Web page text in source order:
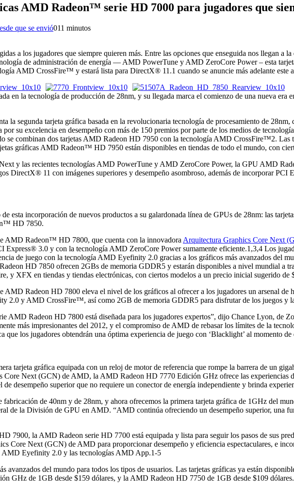
AMD Radeon™ serie HD 7000 para jugadores que
que se envió011 minutos
a los jugadores que siempre quieren más. Entre las opciones que enseguida nos llegan
de administración de energía — AMD PowerTune y AMD ZeroCore Power – esta
AMD CrossFire™ y estará lista para DirectX® 11.1 cuando se anuncie más adelante este
en la tecnología de producción de 28nm, y su llegada marca el comienzo de una nueva era
la segunda tarjeta gráfica basada en la revolucionaria tecnología de procesamiento de
su excelencia en desempeño con más de 150 premios por parte de los medios de
se combinan dos tarjetas AMD Radeon HD 7950 con la tecnología AMD CrossFire™2.
gráficas AMD Radeon™ HD 7950 están disponibles en tiendas de todo el mundo, con
y las recientes tecnologías AMD PowerTune y AMD ZeroCore Power, la GPU AMD
DirectX® 11 con imágenes superiores y desempeño asombroso, además de incorporar
de esta incorporación de nuevos productos a su galardonada línea de GPUs de 28nm: las
HD 7850.
AMD Radeon™ HD 7800, que cuenta con la innovadora Arquitectura Graphics Core Next
Express® 3.0 y con la tecnología AMD ZeroCore Power sumamente eficiente.1,3,4 Los
de juego con la tecnología AMD Eyefinity 2.0 gracias a los gráficos más avanzados del
HD 7850 ofrecen 2GBs de memoria GDDR5 y estarán disponibles a nivel mundial a
y XFX en tiendas y tiendas electrónicas, con ciertos modelos a un precio inicial sugerido de
AMD Radeon HD 7800 eleva el nivel de los gráficos al ofrecer a los jugadores un arsenal de
2.0 y AMD CrossFire™, así como 2GB de memoria GDDR5 para disfrutar de los juegos y
AMD Radeon HD 7800 está diseñada para los jugadores expertos”, dijo Chance Lyon, de
más impresionantes del 2012, y el compromiso de AMD de rebasar los límites de la
que los jugadores obtendrán una óptima experiencia de juego con ‘Blacklight’ al momento
tarjeta gráfica equipada con un reloj de motor de referencia que rompe la barrera de un
Core Next (GCN) de AMD, la AMD Radeon HD 7770 Edición GHz ofrece las experiencias
desempeño superior que no requiere un conector de energía independiente y brinda
de 40nm y de 28nm, y ahora ofrecemos la primera tarjeta gráfica de 1GHz del
de la División de GPU en AMD. “AMD continúa ofreciendo un desempeño superior, una
7900, la AMD Radeon serie HD 7700 está equipada y lista para seguir los pasos de sus
Core Next (GCN) de AMD para proporcionar desempeño y eficiencia espectaculares, e
AMD Eyefinity 2.0 y las tecnologías AMD App.1-5
del mundo para todos los tipos de usuarios. Las tarjetas gráficas ya están
GHz de 1GB desde $159 dólares, y la AMD Radeon HD 7750 de 1GB desde $109 dólares.